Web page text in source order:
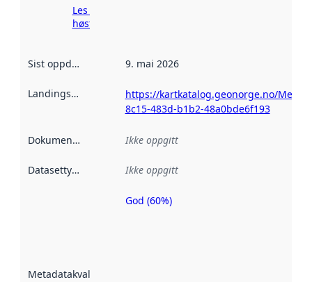
Les mer om
høsting her
Sist oppdatert 9. mai 2026
Landingsside
https://kartkatalog.geonorge.no/
8c15-483d-b1b2-48a0bde6f193
Dokumentasjon Ikke oppgitt
Datasettype Ikke oppgitt
Metadatakvalitet
Metadatakvalitet
God (60%)